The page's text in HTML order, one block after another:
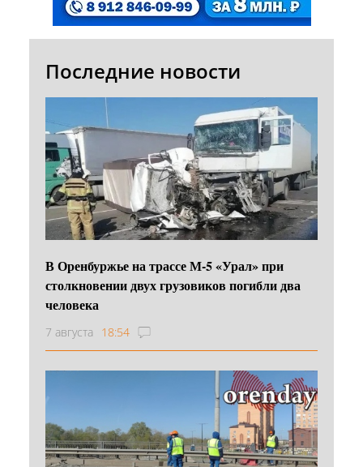
Последние новости
В Оренбуржье на трассе М-5 «Урал» при
столкновении двух грузовиков погибли два
человека
7 августа 18:54